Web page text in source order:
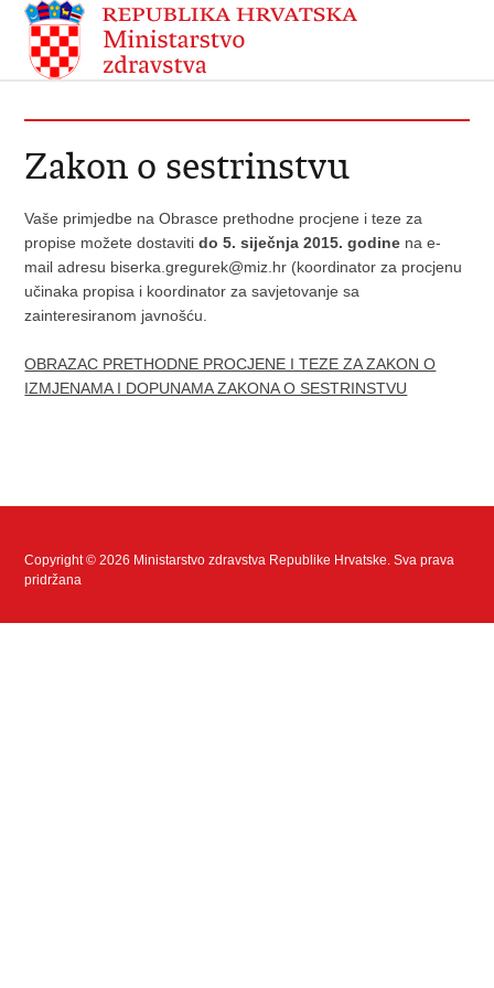
Zakon o sestrinstvu
Vaše primjedbe na Obrasce prethodne procjene i teze za
propise možete dostavitido 5. siječnja 2015. godine na e-
mail adresu biserka.gregurek@miz.hr (koordinator za procjenu
učinaka propisa i koordinator za savjetovanje sa
zainteresiranom javnošću.
OBRAZAC PRETHODNE PROCJENE I TEZE ZA ZAKON O
IZMJENAMA I DOPUNAMA ZAKONA O SESTRINSTVU
Copyright © 2026 Ministarstvo zdravstva Republike Hrvatske. Sva prava
pridržana